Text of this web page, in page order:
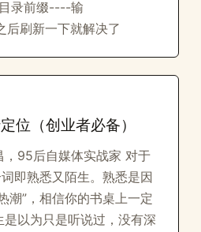
录前缀----输
后刷新一下就解决了
位（创业者必备）
95后自媒体实战家 对于
即熟悉又陌生。熟悉是因
潮”，相信你的书桌上一定
以为只是听说过，没有深